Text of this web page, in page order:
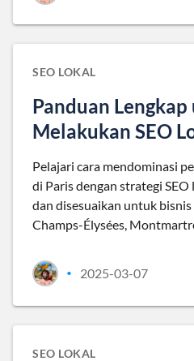
SEO LOKAL
Panduan
Melakukan SEO
Pelajari cara mendominasi
di Paris dengan strategi
dan disesuaikan untuk
Champs-Élysées,
• 2025-03-07
SEO LOKAL